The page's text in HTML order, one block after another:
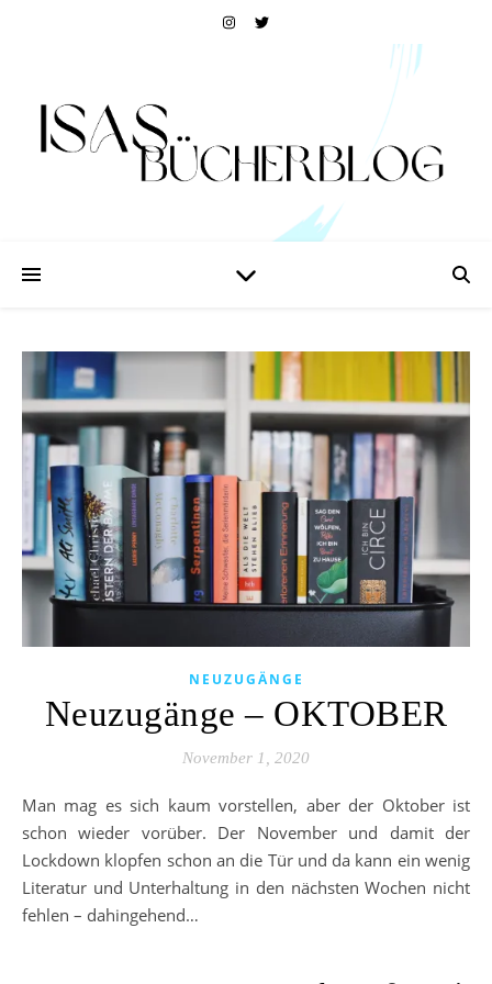
NEUZUGÄNGE
Neuzugänge – OKTOBER
November 1, 2020
Man mag es sich kaum vorstellen, aber der Oktober ist
schon wieder vorüber. Der November und damit der
Lockdown klopfen schon an die Tür und da kann ein wenig
Literatur und Unterhaltung in den nächsten Wochen nicht
fehlen – dahingehend…